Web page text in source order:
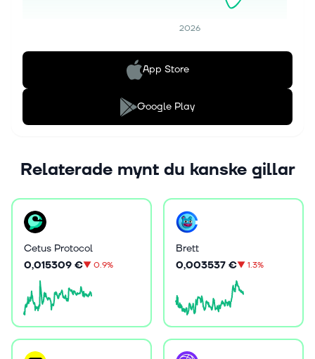
2026
App Store
Google Play
Relaterade mynt du kanske gillar
Cetus Protocol
0,015309 €▼0.9%
Brett
0,003537 €▼1.3%